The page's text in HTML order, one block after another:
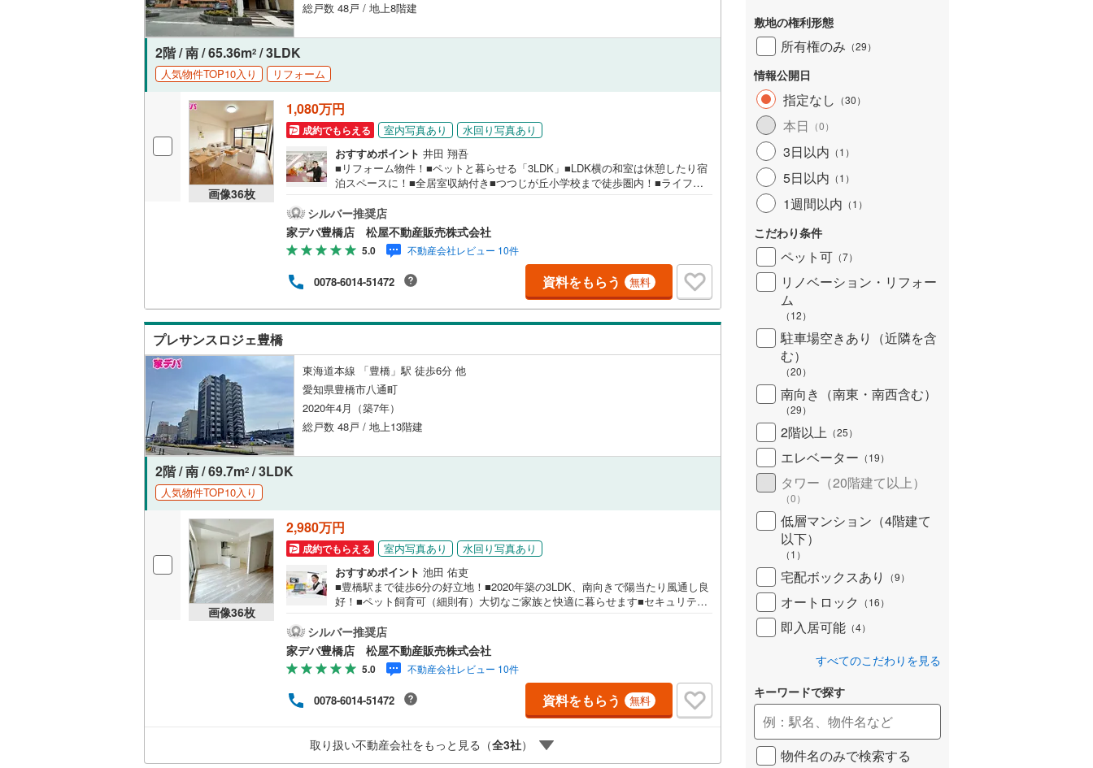
総戸数 48戸 / 地上8階建
2階 / 南 / 65.36m2 / 3LDK
人気物件TOP10入り リフォーム
画像36枚
1,080万円
成約でもらえる 室内写真あり
水回り写真あり
おすすめポイント 井田 翔吾
■リフォーム物件！■ペットと暮らせる「3LDK」■LDK横の和室は休憩したり宿
泊スペースに！■全居室収納付き■つつじが丘小学校まで徒歩圏内！■ライフイ
分 ・岩西保育園 徒歩11分●家デパ 松屋不動産販売 のつよみ●・豊橋市・豊
川市・知立市・浜松市の4店舗営業中！三河エリア・遠州エリアの物件ならおま
かせください。新築戸建、中古戸建、中古マンション、土地をお客様のご希望
に合わせてご提案いたします！・中古物件のリフォーム実績多数！中古物件を
ご購入の際、約70％という多くの方々がリフォームを行っています。新築購入
より低コストで、新築同様の快適なお住まいを実現できます。・キッズスペー
ス用意しております。ぜひご家族そろってご来場ください。・営業時間 午前9
時00分～午後6時30分 （定休日:水曜日）この時間帯はお電話でのお問い合わせ
がスムーズにご案内できます。右下の電話ボタンをタッチ！もしくはお気軽に
シルバー推奨店
家デパ豊橋店 松屋不動産販売株式会社
5.0 不動産会社レビュー 10件
0078-6014-51472 資料をもらう 無料
プレサンスロジェ豊橋
東海道本線 「豊橋」駅 徒歩6分 他
愛知県豊橋市八通町
2020年4月（築7年）
総戸数 48戸 / 地上13階建
2階 / 南 / 69.7m2 / 3LDK
人気物件TOP10入り
画像36枚
2,980万円
成約でもらえる 室内写真あり
水回り写真あり
おすすめポイント 池田 佑吏
■豊橋駅まで徒歩6分の好立地！■2020年築の3LDK、南向きで陽当たり風通し良
好！■ペット飼育可（細則有）大切なご家族と快適に暮らせます■セキュリティ
つよみ●・豊橋市・豊川市・知立市・浜松市の4店舗営業中！三河エリア・遠州
エリアの物件ならおまかせください。新築戸建、中古戸建、中古マンション、
土地をお客様のご希望に合わせてご提案いたします！・中古物件のリフォーム
実績多数！中古物件をご購入の際、約70％という多くの方々がリフォームを行
っています。新築購入より低コストで、新築同様の快適なお住まいを実現でき
ます。・キッズスペース用意しております。ぜひご家族そろってご来場くださ
い。・営業時間 午前9時00分～午後6時30分 （定休日:水曜日）この時間帯はお
チ！もしくはお気軽にお電話ください。
シルバー推奨店
家デパ豊橋店 松屋不動産販売株式会社
5.0 不動産会社レビュー 10件
0078-6014-51472 資料をもらう 無料
取り扱い不動産会社をもっと見る（全3社）
敷地の権利形態
所有権のみ （29）
情報公開日
指定なし （30）
本日 （0）
3日以内 （1 ）
5日以内 （1 ）
1週間以内 （1 ）
こだわり条件
ペット可 （7）
リノベーション・リフォー
ム
（12）
駐車場空きあり（近隣を含
む）
（20）
南向き（南東・南西含む）
（29）
2階以上 （25）
エレベーター （19）
タワー（20階建て以上）
（0）
低層マンション（4階建て
以下）
（1 ）
宅配ボックスあり （9）
オートロック （16）
即入居可能 （4）
すべてのこだわりを見る
キーワードで探す
物件名のみで検索する